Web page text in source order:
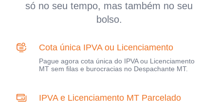
só no seu tempo, mas também no seu
bolso.
Cota única IPVA ou Licenciamento
Pague agora cota única do IPVA ou Licenciamento
MT sem filas e burocracias no Despachante MT.
IPVA e Licenciamento MT Parcelado